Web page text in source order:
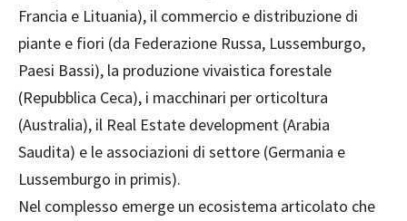
Francia e Lituania), il commercio e distribuzione di
piante e fiori (da Federazione Russa, Lussemburgo,
Paesi Bassi), la produzione vivaistica forestale
(Repubblica Ceca), i macchinari per orticoltura
(Australia), il Real Estate development (Arabia
Saudita) e le associazioni di settore (Germania e
Lussemburgo in primis).
Nel complesso emerge un ecosistema articolato che